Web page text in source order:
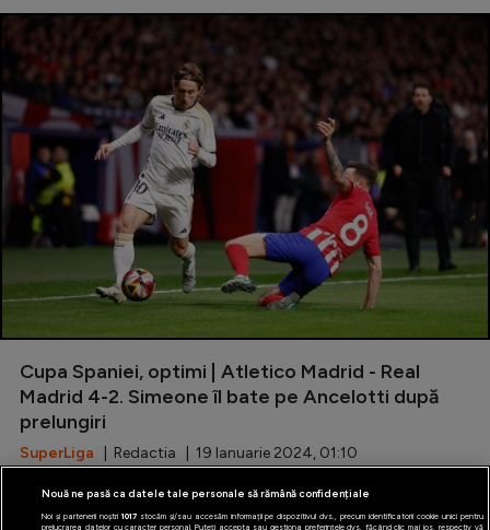
Cupa Spaniei, optimi | Atletico Madrid - Real
Madrid 4-2. Simeone îl bate pe Ancelotti după
prelungiri
SuperLiga | Redactia | 19 Ianuarie 2024, 01:10
Nouă ne pasă ca datele tale personale să rămână confidențiale
Noi și partenerii noștri 1017stocăm și/sau accesăm informații pe dispozitivul dvs., precum identificatorii cookie unici pentru
prelucrarea datelor cu caracter personal. Puteți accepta sau gestiona preferințele dvs. făcând clic mai jos, respectiv vă